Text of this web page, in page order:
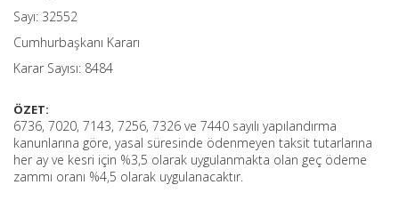
Sayı: 32552
Cumhurbaşkanı Kararı
Karar Sayısı: 8484
ÖZET:
6736, 7020, 7143, 7256, 7326 ve 7440 sayılı yapılandırma
kanunlarına göre, yasal süresinde ödenmeyen taksit tutarlarına
her ay ve kesri için %3,5 olarak uygulanmakta olan geç ödeme
zammı oranı %4,5 olarak uygulanacaktır.